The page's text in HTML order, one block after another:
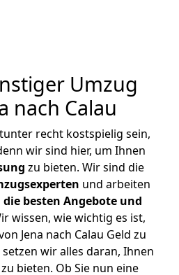
Umzug
nach Calau
recht kostspielig sein,
wir sind hier, um Ihnen
zu bieten. Wir sind die
und arbeiten
die besten Angebote und
wissen, wie wichtig es ist,
Jena nach Calau Geld zu
wir alles daran, Ihnen
bieten. Ob Sie nun eine